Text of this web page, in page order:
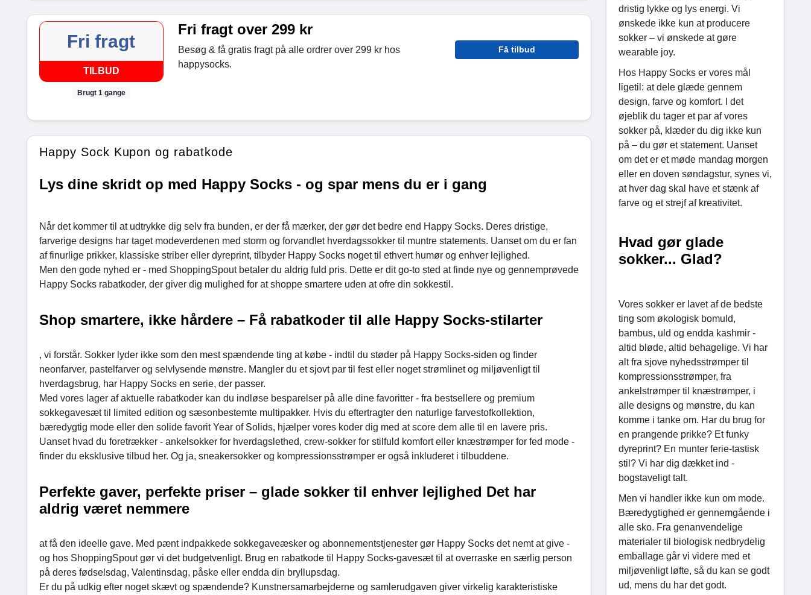
Fri fragt
TILBUD
Brugt 1 gange
Fri fragt over 299 kr
Besøg & få gratis fragt på alle ordrer over 299 kr hos
happysocks.
Få tilbud
Happy Sock Kupon og rabatkode
Lys dine skridt op med Happy Socks - og spar mens du er i gang
Når det kommer til at udtrykke dig selv fra bunden, er der få mærker, der gør det bedre end Happy Socks. Deres dristige,
farverige designs har taget modeverdenen med storm og forvandlet hverdagssokker til muntre statements. Uanset om du er fan
af finurlige prikker, klassiske striber eller dyreprint, tilbyder Happy Socks noget til ethvert humør og enhver lejlighed.
Men den gode nyhed er - med ShoppingSpout betaler du aldrig fuld pris. Dette er dit go-to sted at finde nye og gennemprøvede
Happy Socks rabatkoder, der giver dig mulighed for at shoppe smartere uden at ofre din sokkestil.
Shop smartere, ikke hårdere – Få rabatkoder til alle Happy Socks-stilarter
, vi forstår. Sokker lyder ikke som den mest spændende ting at købe - indtil du støder på Happy Socks-siden og finder
neonfarver, pastelfarver og selvlysende mønstre. Mangler du et sjovt par til fest eller noget strømlinet og miljøvenligt til
hverdagsbrug, har Happy Socks en serie, der passer.
Med vores lager af aktuelle rabatkoder kan du indløse besparelser på alle dine favoritter - fra bestsellere og premium
sokkegavesæt til limited edition og sæsonbestemte multipakker. Hvis du eftertragter den naturlige farvestofkollektion,
bæredygtig mode eller den solide favorit Year of Solids, hjælper vores koder dig med at score dem alle til en lavere pris.
Uanset hvad du foretrækker - ankelsokker for hverdagslethed, crew-sokker for stilfuld komfort eller knæstrømper for fed mode -
finder du eksklusive tilbud her. Og ja, sneakersokker og kompressionsstrømper er også inkluderet i tilbuddene.
Perfekte gaver, perfekte priser – glade sokker til enhver lejlighed Det har
aldrig været nemmere
at få den ideelle gave. Med pænt indpakkede sokkegaveæsker og abonnementstjenester gør Happy Socks det nemt at give -
og hos ShoppingSpout gør vi det budgetvenligt. Brug en rabatkode til Happy Socks-gavesæt til at overraske en særlig person
på deres fødselsdag, Valentinsdag, påske eller endda din bryllupsdag.
Er du på udkig efter noget skævt og spændende? Kunstnersamarbejderne og samlerudgaven giver virkelig karakteristiske
dristig lykke og lys energi. Vi
ønskede ikke kun at producere
sokker – vi ønskede at gøre
wearable joy.
Hos Happy Socks er vores mål
ligetil: at dele glæde gennem
design, farve og komfort. I det
øjeblik du tager et par af vores
sokker på, klæder du dig ikke kun
på – du gør et statement. Uanset
om det er et møde mandag morgen
eller en doven søndagstur, synes vi,
at hver dag skal have et stænk af
farve og et strejf af kreativitet.
Hvad gør glade
sokker... Glad?
Vores sokker er lavet af de bedste
ting som økologisk bomuld,
bambus, uld og endda kashmir -
altid bløde, altid behagelige. Vi har
alt fra sjove nyhedsstrømper til
kompressionsstrømper, fra
ankelstrømper til knæstrømper, i
alle designs og mønstre, du kan
komme i tanke om. Har du brug for
en prangende prikke? Et funky
dyreprint? En munter ferie-tastisk
stil? Vi har dig dækket ind -
bogstaveligt talt.
Men vi handler ikke kun om mode.
Bæredygtighed er gennemgående i
alle sko. Fra genanvendelige
materialer til biologisk nedbrydelig
emballage går vi videre med et
miljøvenligt løfte, så du kan se godt
ud, mens du har det godt.